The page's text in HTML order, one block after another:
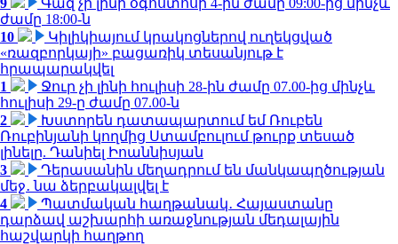
ժամը 18:00-ն
10
Կիլիկիայում կրակոցներով ուղեկցված
«ռազբորկայի» բացառիկ տեսանյութ է
հրապարակվել
1
Ջուր չի լինի հուլիսի 28-ին ժամը 07.00-ից մինչև
հուլիսի 29-ը ժամը 07.00-ն
2
Խստորեն դատապարտում եմ Ռուբեն
Ռուբինյանի կողմից Ստամբուլում թուրք տեսած
լինելը. Դանիել Իոաննիսյան
3
Դերասանին մեղադրում են մանկապղծության
մեջ․ նա ձերբակալվել է
4
Պատմական հաղթանակ․ Հայաստանը
դարձավ աշխարհի առաջնության մեդալային
հաշվարկի հաղթող